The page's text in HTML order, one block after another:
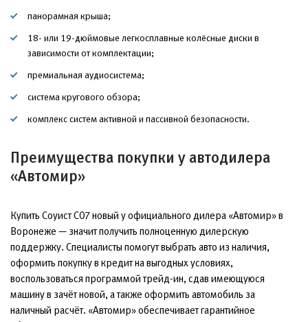
панорамная крыша;
18- или 19-дюймовые легкосплавные колёсные диски в
зависимости от комплектации;
премиальная аудиосистема;
система кругового обзора;
комплекс систем активной и пассивной безопасности.
Преимущества покупки у автодилера
«Автомир»
Купить Соуист С07 новый у официального дилера «Автомир» в
Воронеже — значит получить полноценную дилерскую
поддержку. Специалисты помогут выбрать авто из наличия,
оформить покупку в кредит на выгодных условиях,
воспользоваться программой трейд-ин, сдав имеющуюся
машину в зачёт новой, а также оформить автомобиль за
наличный расчёт. «Автомир» обеспечивает гарантийное